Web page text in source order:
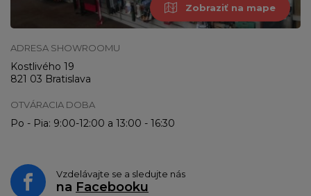
Zobraziť na mape
ADRESA SHOWROOMU
Kostlivého 19
821 03 Bratislava
OTVÁRACIA DOBA
Po - Pia: 9:00-12:00 a 13:00 - 16:30
Vzdelávajte se a sledujte nás
na Facebooku